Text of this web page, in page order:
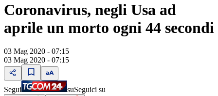
Coronavirus, negli Usa ad
aprile un morto ogni 44 secondi
03 Mag 2020 - 07:15
03 Mag 2020 - 07:15
Segui suSeguici su